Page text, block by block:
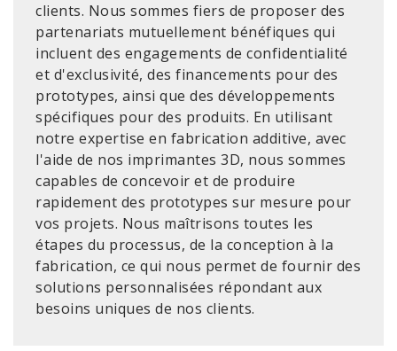
clients. Nous sommes fiers de proposer des
partenariats mutuellement bénéfiques qui
incluent des engagements de confidentialité
et d'exclusivité, des financements pour des
prototypes, ainsi que des développements
spécifiques pour des produits. En utilisant
notre expertise en fabrication additive, avec
l'aide de nos imprimantes 3D, nous sommes
capables de concevoir et de produire
rapidement des prototypes sur mesure pour
vos projets. Nous maîtrisons toutes les
étapes du processus, de la conception à la
fabrication, ce qui nous permet de fournir des
solutions personnalisées répondant aux
besoins uniques de nos clients.